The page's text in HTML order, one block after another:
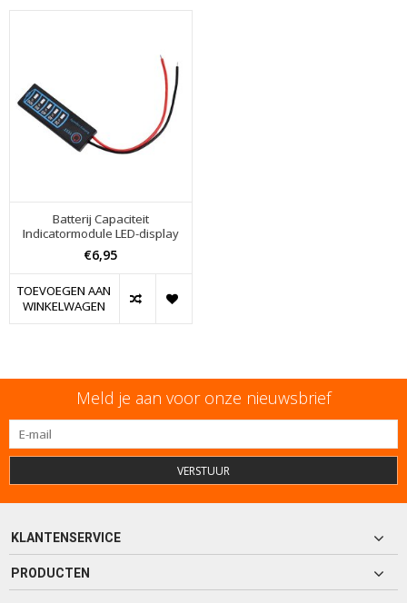
Batterij Capaciteit
Indicatormodule LED-display
€6,95
TOEVOEGEN AAN
WINKELWAGEN
Meld je aan voor onze nieuwsbrief
VERSTUUR
KLANTENSERVICE
PRODUCTEN